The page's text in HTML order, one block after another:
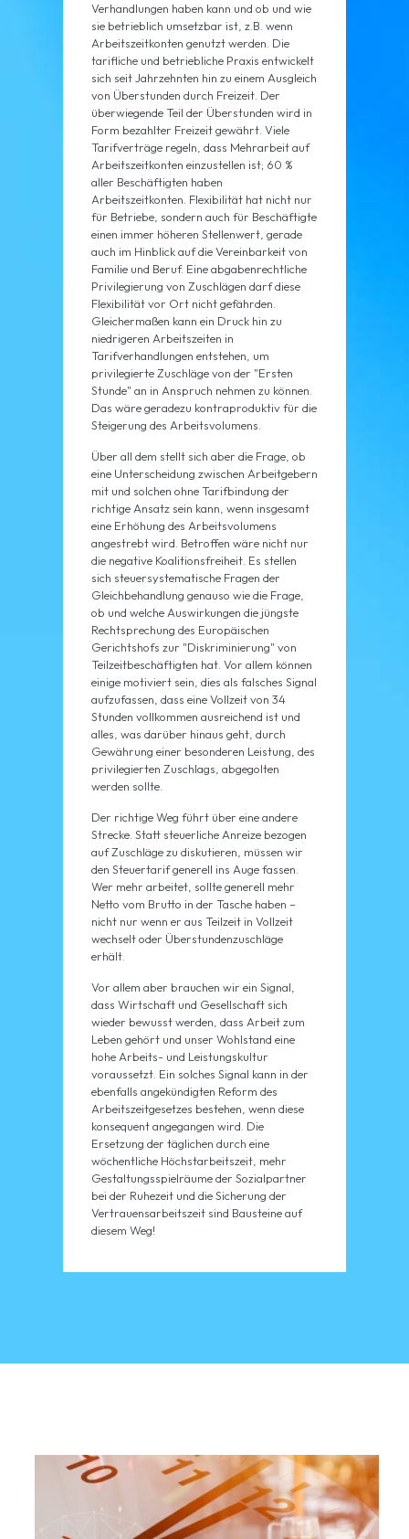
Verhandlungen haben kann und ob und wie
sie betrieblich umsetzbar ist, z.B. wenn
Arbeitszeitkonten genutzt werden. Die
tarifliche und betriebliche Praxis entwickelt
sich seit Jahrzehnten hin zu einem Ausgleich
von Überstunden durch Freizeit. Der
überwiegende Teil der Überstunden wird in
Form bezahlter Freizeit gewährt. Viele
Tarifverträge regeln, dass Mehrarbeit auf
Arbeitszeitkonten einzustellen ist; 60 %
aller Beschäftigten haben
Arbeitszeitkonten. Flexibilität hat nicht nur
für Betriebe, sondern auch für Beschäftigte
einen immer höheren Stellenwert, gerade
auch im Hinblick auf die Vereinbarkeit von
Familie und Beruf. Eine abgabenrechtliche
Privilegierung von Zuschlägen darf diese
Flexibilität vor Ort nicht gefährden.
Gleichermaßen kann ein Druck hin zu
niedrigeren Arbeitszeiten in
Tarifverhandlungen entstehen, um
privilegierte Zuschläge von der "Ersten
Stunde" an in Anspruch nehmen zu können.
Das wäre geradezu kontraproduktiv für die
Steigerung des Arbeitsvolumens.
Über all dem stellt sich aber die Frage, ob
eine Unterscheidung zwischen Arbeitgebern
mit und solchen ohne Tarifbindung der
richtige Ansatz sein kann, wenn insgesamt
eine Erhöhung des Arbeitsvolumens
angestrebt wird. Betroffen wäre nicht nur
die negative Koalitionsfreiheit. Es stellen
sich steuersystematische Fragen der
Gleichbehandlung genauso wie die Frage,
ob und welche Auswirkungen die jüngste
Rechtsprechung des Europäischen
Gerichtshofs zur "Diskriminierung" von
Teilzeitbeschäftigten hat. Vor allem können
einige motiviert sein, dies als falsches Signal
aufzufassen, dass eine Vollzeit von 34
Stunden vollkommen ausreichend ist und
alles, was darüber hinaus geht, durch
Gewährung einer besonderen Leistung, des
privilegierten Zuschlags, abgegolten
werden sollte.
Der richtige Weg führt über eine andere
Strecke. Statt steuerliche Anreize bezogen
auf Zuschläge zu diskutieren, müssen wir
den Steuertarif generell ins Auge fassen.
Wer mehr arbeitet, sollte generell mehr
Netto vom Brutto in der Tasche haben –
nicht nur wenn er aus Teilzeit in Vollzeit
wechselt oder Überstundenzuschläge
erhält.
Vor allem aber brauchen wir ein Signal,
dass Wirtschaft und Gesellschaft sich
wieder bewusst werden, dass Arbeit zum
Leben gehört und unser Wohlstand eine
hohe Arbeits- und Leistungskultur
voraussetzt. Ein solches Signal kann in der
ebenfalls angekündigten Reform des
Arbeitszeitgesetzes bestehen, wenn diese
konsequent angegangen wird. Die
Ersetzung der täglichen durch eine
wöchentliche Höchstarbeitszeit, mehr
Gestaltungsspielräume der Sozialpartner
bei der Ruhezeit und die Sicherung der
Vertrauensarbeitszeit sind Bausteine auf
diesem Weg!